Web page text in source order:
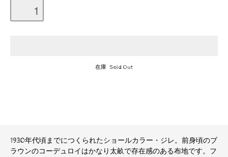
在庫 Sold Out
1930年代頃までにつくられたショールカラー・ジレ。前身頃のブ
ラウンのコーデュロイはかなり太畝で存在感のある布地です。フ